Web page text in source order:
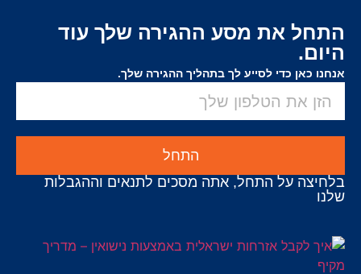
התחל את מסע ההגירה שלך עוד
היום.
אנחנו כאן כדי לסייע לך בתהליך ההגירה שלך.
התחל
בלחיצה על התחל, אתה מסכים לתנאים וההגבלות
שלנו